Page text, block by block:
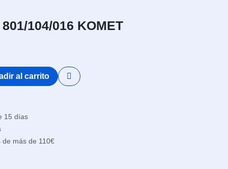
104/016 KOMET
al carrito
15 días
de más de 110€